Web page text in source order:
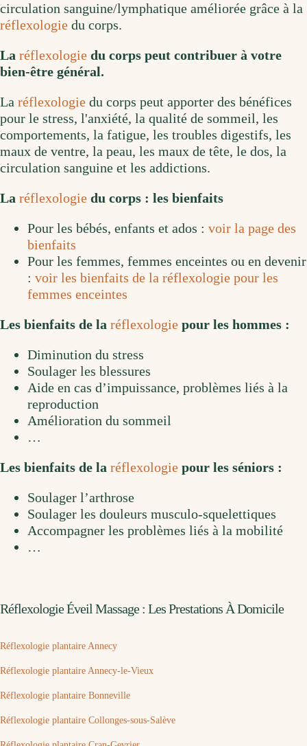
circulation sanguine/lymphatique améliorée grâce à la
réflexologie du corps.
La réflexologie du corps peut contribuer à votre
bien-être général.
La réflexologie du corps peut apporter des bénéfices
pour le stress, l'anxiété, la qualité de sommeil, les
comportements, la fatigue, les troubles digestifs, les
maux de ventre, la peau, les maux de tête, le dos, la
circulation sanguine et les addictions.
La réflexologie du corps : les bienfaits
Pour les bébés, enfants et ados : voir la page des
bienfaits
Pour les femmes, femmes enceintes ou en devenir
: voir les bienfaits de la réflexologie pour les
femmes enceintes
Les bienfaits de la réflexologie pour les hommes :
Diminution du stress
Soulager les blessures
Aide en cas d’impuissance, problèmes liés à la
reproduction
Amélioration du sommeil
…
Les bienfaits de la réflexologie pour les séniors :
Soulager l’arthrose
Soulager les douleurs musculo-squelettiques
Accompagner les problèmes liés à la mobilité
…
Réflexologie Éveil Massage : Les Prestations À Domicile
Réflexologie plantaire Annecy
Réflexologie plantaire Annecy-le-Vieux
Réflexologie plantaire Bonneville
Réflexologie plantaire Collonges-sous-Salève